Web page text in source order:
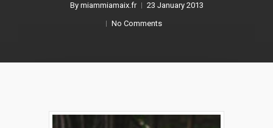
By miammiamaix.fr
23 January 2013
No Comments